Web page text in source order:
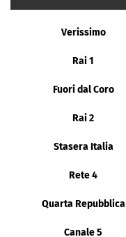
Verissimo
Rai 1
Fuori dal Coro
Rai 2
Stasera Italia
Rete 4
Quarta Repubblica
Canale 5